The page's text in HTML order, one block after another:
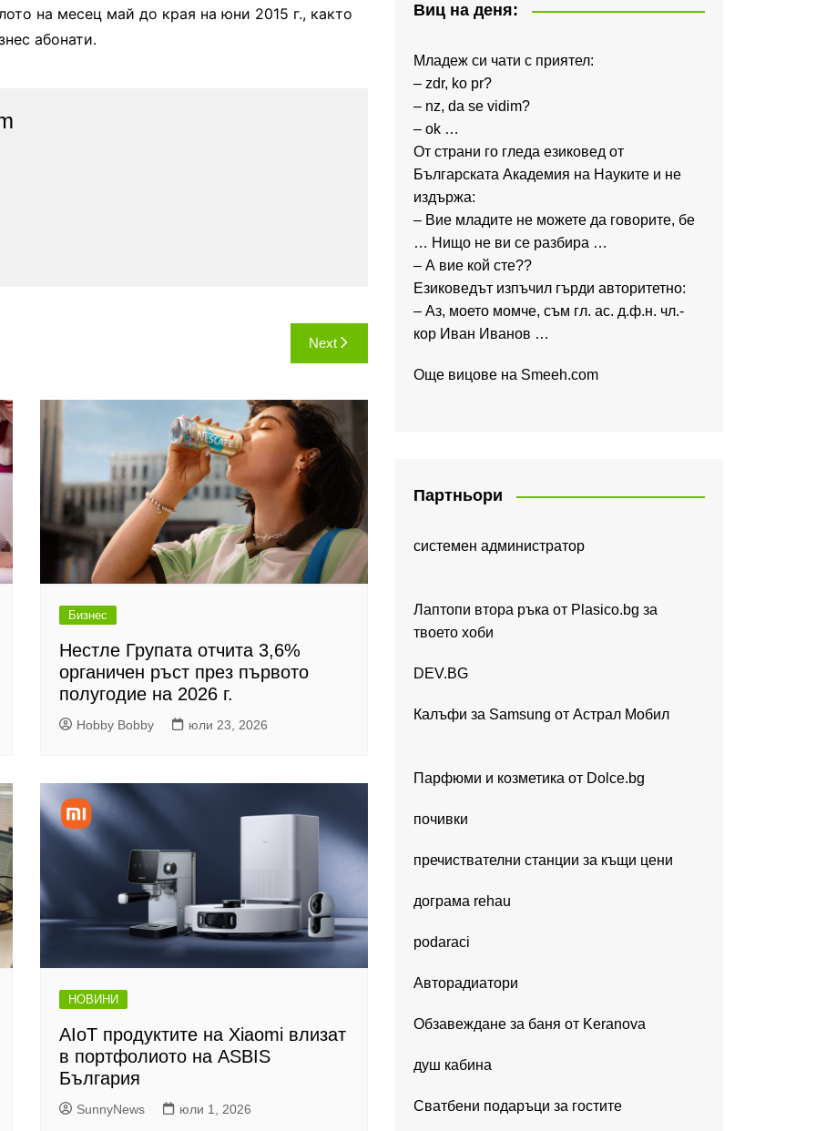
на месец май до края на юни 2015 г., както
абонати.
Next
Бизнес
Нестле Групата отчита 3,6%
органичен ръст през първото
полугодие на 2026 г.
Hobby Bobby юли 23, 2026
НОВИНИ
AIoT продуктите на Xiaomi влизат
в портфолиото на ASBIS
България
SunnyNews юли 1, 2026
Виц на деня:
Младеж си чати с приятел:
– zdr, ko pr?
– nz, da se vidim?
– ok …
От страни го гледа езиковед от
Българската Академия на Науките и не
издържа:
– Вие младите не можете да говорите, бе
… Нищо не ви се разбира …
– А вие кой сте??
Езиковедът изпъчил гърди авторитетно:
– Аз, моето момче, съм гл. ас. д.ф.н. чл.-
кор Иван Иванов …
Още вицове на Smeeh.com
Партньори
системен администратор
Лаптопи втора ръка от Plasico.bg за
твоето хоби
DEV.BG
Калъфи за Samsung от Астрал Мобил
Парфюми и козметика от Dolce.bg
почивки
пречиствателни станции за къщи цени
дограма rehau
podaraci
Авторадиатори
Обзавеждане за баня от Keranova
душ кабина
Сватбени подаръци за гостите